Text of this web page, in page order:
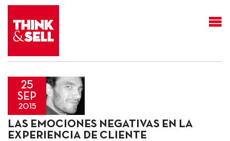
THINK&SELL
25
SEP
2015
Jorge
González
LAS EMOCIONES NEGATIVAS EN LA
EXPERIENCIA DE CLIENTE